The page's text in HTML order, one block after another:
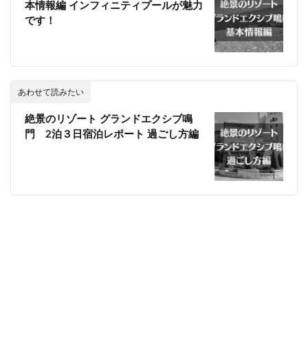
本情報編 インフィニティプールが魅力
です！
あわせて読みたい
絶景のリゾート グランドエクシブ鳴
門 2泊３日宿泊レポート 過ごし方編